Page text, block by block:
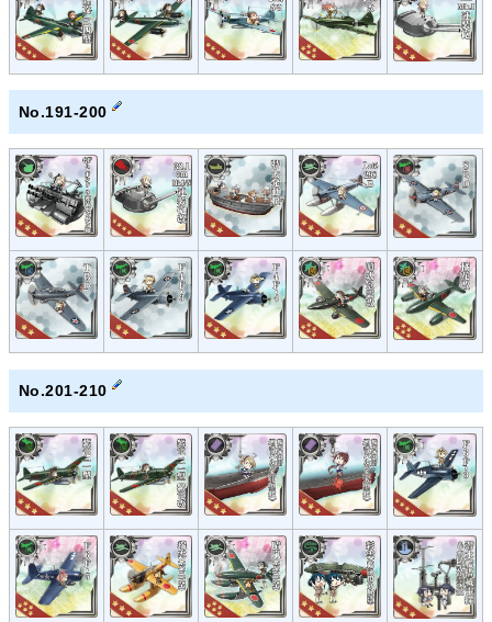
No.191-200
No.201-210